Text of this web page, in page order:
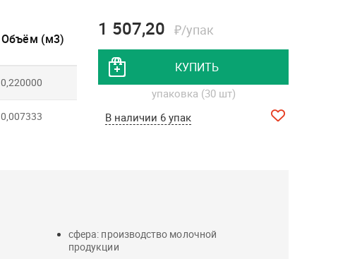
Объём (м3)
0,220000
0,007333
1 507,20 ₽/упак
КУПИТЬ
упаковка (30 шт)
В наличии 6 упак
сфера: производство молочной
продукции